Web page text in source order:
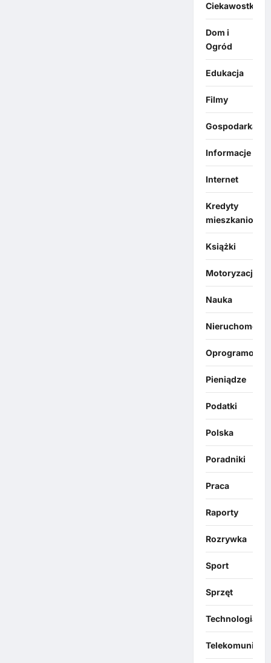
Ciekawostki
Dom i
Ogród
Edukacja
Filmy
Gospodarka
Informacje
Internet
Kredyty
mieszkaniowe
Książki
Motoryzacja
Nauka
Nieruchomości
Pieniądze
Podatki
Polska
Poradniki
Praca
Raporty
Rozrywka
Sport
Sprzęt
Technologia